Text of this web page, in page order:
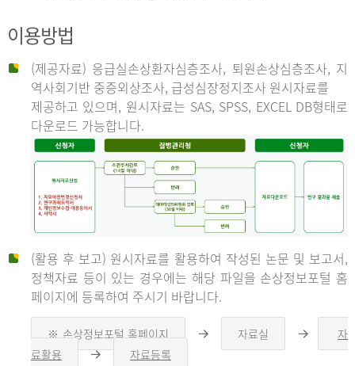
이용방법
(제공자료) 응급실손상환자심층조사, 퇴원손상심층조사, 지
역사회기반 중증외상조사, 급성심장정지조사 원시자료를
제공하고 있으며, 원시자료는 SAS, SPSS, EXCEL DB형태로
다운로드 가능합니다.
신
청
(활용 후 보고) 원시자료를 활용하여 작성된 논문 및 보고서,
정책자료 등이 있는 경우에는 해당 파일을 손상정보포털 홈
페이지에 등록하여 주시기 바랍니다.
※ 손상정보포털 홈페이지
른
자료실
른
자
료활용
자료등록